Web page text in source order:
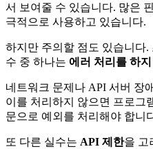
서 보여줄 수 있습니다. 많은
극적으로 사용하고 있습니다.
하지만 주의할 점도 있습니다
수 중 하나는 에러 처리를 하
네트워크 문제나 API 서버 장
이를 처리하지 않으면 프로그
문으로 예외를 처리해야 합니
또 다른 실수는 API 제한을 고